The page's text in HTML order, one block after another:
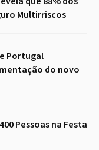
Multirriscos
Portugal
do novo
Pessoas na Festa